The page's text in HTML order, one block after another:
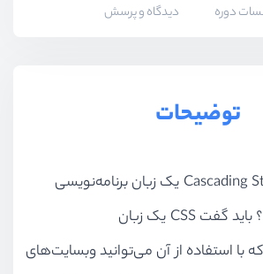
دوره دیدگاه و پرسش
توضیحات
CSS یا Cascading Style Sheets یک زبان برنامه‌نویسی
نیست!‌ پس چیست؟ باید گفت CSS یک زبان
استفاده از آن ‌می‌توانید وبسایت‌های